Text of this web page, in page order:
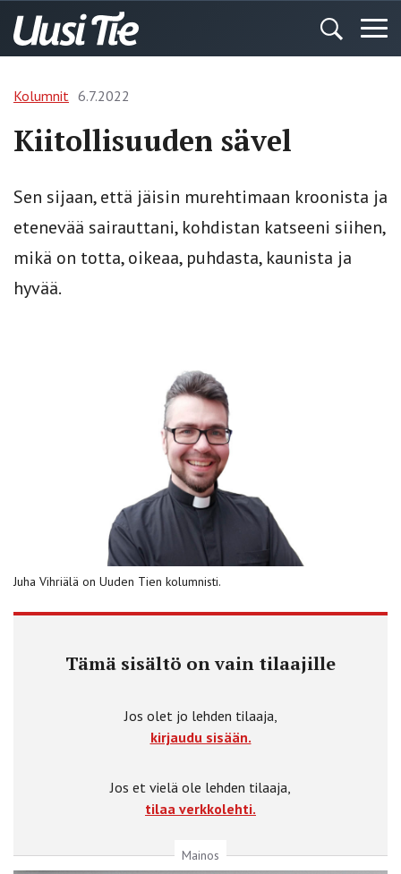
Kolumnit 6.7.2022
Kiitollisuuden sävel
Sen sijaan, että jäisin murehtimaan kroonista ja
etenevää sairauttani, kohdistan katseeni siihen,
mikä on totta, oikeaa, puhdasta, kaunista ja
hyvää.
Juha Vihriälä on Uuden Tien kolumnisti.
Tämä sisältö on vain tilaajille
Jos olet jo lehden tilaaja,
kirjaudu sisään.
Jos et vielä ole lehden tilaaja,
tilaa verkkolehti.
Mainos